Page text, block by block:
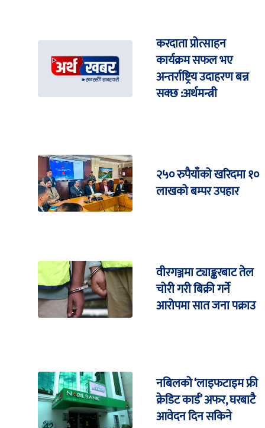
करदाता प्रोत्साहन
कार्यक्रम सफल भए
अन्तर्राष्ट्रिय उदाहरण बन्न
सक्छ :अर्थमन्त्री
२५० रुपैयाँको खरिदमा १०
लाखको बम्पर उपहार
वीरगञ्जमा ट्याङ्करबाट तेल
चोरी गरी बिक्री गर्ने
आरोपमा सात जना पक्राउ
नबिलको ‘लाइफटाइम फ्री
क्रेडिट कार्ड’ अफर, घरबाटै
आवेदन दिन सकिने